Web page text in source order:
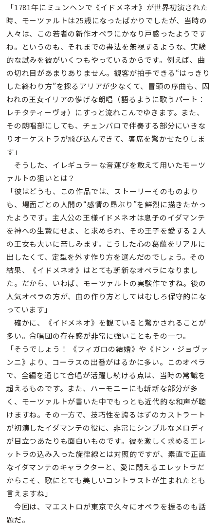
「1781年にミュンヘンで《イドメネオ》が世界初演された
時、モーツァルトは25歳になったばかりでしたが、当時の
人々は、この若者の新作オペラにかなり戸惑ったようです
ね。というのも、それまでの書法を無視するような、実験
的な試みを彼がいくつもやっているからです。例えば、曲
の切れ目があまりありません。観客が拍手できる“はっきり
した終わり方”を採るアリアが少なくて、冒頭の序曲も、囚
われの王女イリアの儚げな朗唱（語るように歌うパート：
レチタティーヴォ）にすっと流れこんでゆきます。また、
その朗唱部にしても、チェンバロで伴奏する部分にいきな
りオーケストラが飛び込んできて、客席を驚かせたりしま
す」
そうした、イレギュラーな音運びを敢えて用いたモーツ
ァルトの狙いとは？
「彼はどうも、この作品では、ストーリーそのものより
も、場面ごとの人間の“感情の昂ぶり”を鮮烈に描きたかっ
たようです。主人公の王様イドメネオは息子のイダマンテ
を神への生贄にせよ、と求められ、その王子を愛する２人
の王女も大いに苦しみます。こうした心の葛藤をリアルに
出したくて、定型を外す作り方を選んだのでしょう。その
結果、《イドメネオ》はとても斬新なオペラになりまし
た。だから、いわば、モーツァルトの実験作ですね。後の
人気オペラの方が、曲の作り方としてはむしろ保守的にな
っています」
確かに、《イドメネオ》を観ていると驚かされることが
多い。合唱団の存在感が非常に強いこともその一つ。
「そうでしょう！ 《フィガロの結婚》や《ドン・ジョヴァ
ンニ》より、コーラスの出番がはるかに多い。このオペラ
で、全編を通じて合唱が活躍し続ける点は、当時の常識を
超えるものです。また、ハーモニーにも斬新な部分が多
く、モーツァルトが書いた中でもっとも近代的な和声が聴
けますね。その一方で、技巧性を誇るはずのカストラート
が初演したイダマンテの役に、非常にシンプルなメロディ
が目立つあたりも面白いものです。彼を激しく求めるエレ
ットラの込み入った旋律線とは対照的ですが、素直で正直
なイダマンテのキャラクターと、愛に悶えるエレットラだ
からこそ、歌にとても美しいコントラストが生まれたとも
言えますね」
今回は、マエストロが東京で久々にオペラを振るのも話
題だ。